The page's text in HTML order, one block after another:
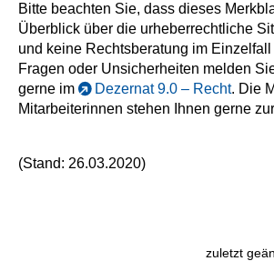
Bitte beachten Sie, dass dieses
Überblick über die urheberrechtliche
und keine Rechtsberatung im Einzelfall
Fragen oder Unsicherheiten melden
gerne im
Dezernat 9.0 – Recht. Die
Mitarbeiterinnen stehen Ihnen gerne
(Stand: 26.03.2020)
zuletzt